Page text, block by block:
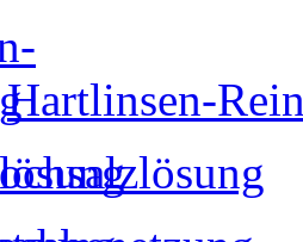
Hartlinsen-